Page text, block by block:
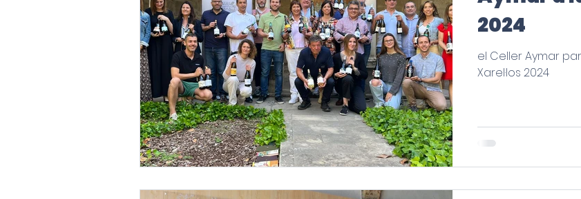
2024
el Celler Aymar
Xarel·los 2024